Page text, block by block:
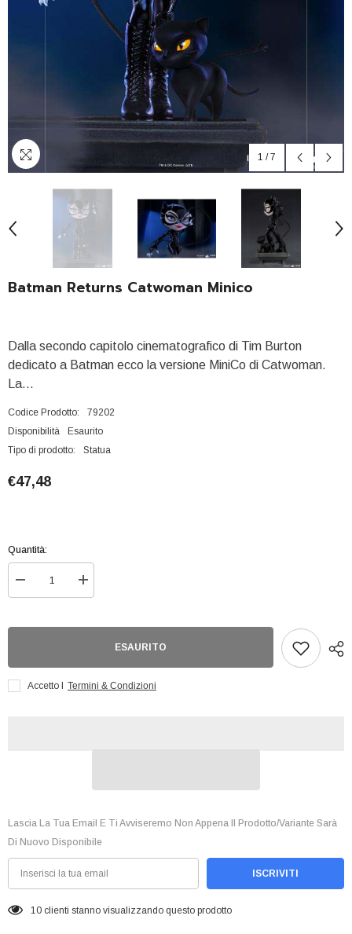
1 / 7
Batman Returns Catwoman Minico
Dalla secondo capitolo cinematografico di Tim Burton
dedicato a Batman ecco la versione MiniCo di Catwoman.
La...
Codice Prodotto:
79202
Disponibilità
Esaurito
Tipo di prodotto:
Statua
€47,48
Quantità:
Diminuisci
quantità
Aumenta
quantità
CatwomanESAURITO
Accetto I Termini & Condizioni
Lascia La Tua Email E Ti Avviseremo Non Appena Il Prodotto/variante Sarà
Di Nuovo Disponibile
ISCRIVITI
9 clienti stanno visualizzando questo prodotto